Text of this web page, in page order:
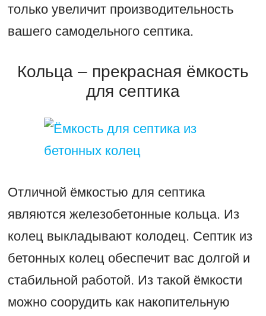
только увеличит производительность
вашего самодельного септика.
Кольца – прекрасная ёмкость
для септика
Отличной ёмкостью для септика
являются железобетонные кольца. Из
колец выкладывают колодец. Септик из
бетонных колец обеспечит вас долгой и
стабильной работой. Из такой ёмкости
можно соорудить как накопительную